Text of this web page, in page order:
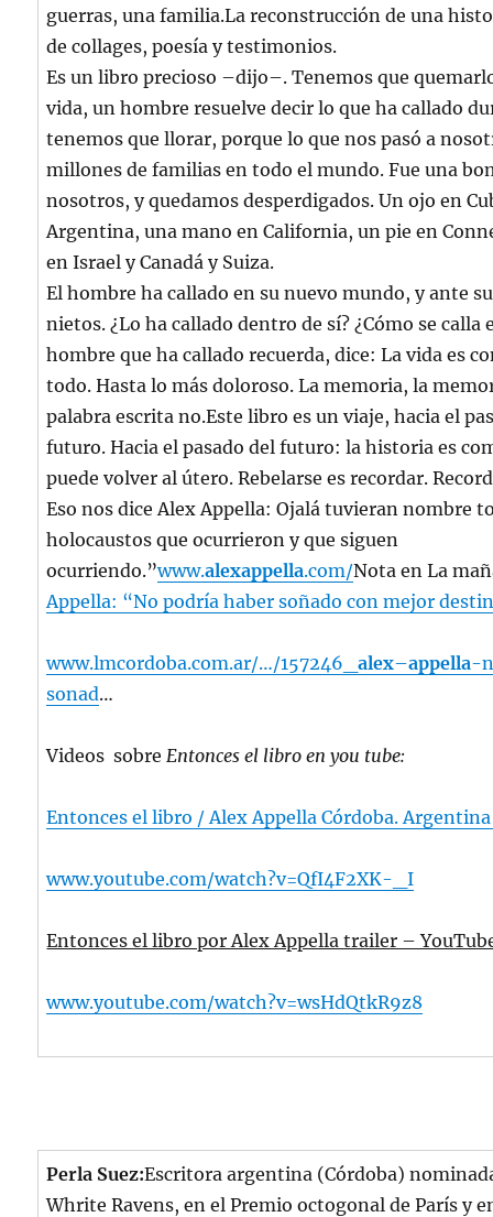
guerras, una familia.La reconstrucción de una
de collages, poesía y testimonios.
Es un libro precioso –dijo–. Tenemos que
vida, un hombre resuelve decir lo que ha callado
tenemos que llorar, porque lo que nos pasó a
millones de familias en todo el mundo. Fue una
nosotros, y quedamos desperdigados. Un ojo en
Argentina, una mano en California, un pie en
en Israel y Canadá y Suiza.
El hombre ha callado en su nuevo mundo, y ante
nietos. ¿Lo ha callado dentro de sí? ¿Cómo se calla
hombre que ha callado recuerda, dice: La vida es
todo. Hasta lo más doloroso. La memoria, la
palabra escrita no.Este libro es un viaje, hacia el
futuro. Hacia el pasado del futuro: la historia es
puede volver al útero. Rebelarse es recordar.
Eso nos dice Alex Appella: Ojalá tuvieran nombre
holocaustos que ocurrieron y que siguen
ocurriendo.”www.alexappella.com/Nota en La
Appella: “No podría haber soñado con mejor
www.lmcordoba.com.ar/…/157246_alex–appella-
sonad…
Videos sobreEntonces el libro en you tube:
Entonces el libro / Alex Appella Córdoba.
www.youtube.com/watch?v=QfI4F2XK-_I
Entonces el libro por Alex Appella trailer –
www.youtube.com/watch?v=wsHdQtkR9z8
Perla Suez:Escritora argentina (Córdoba)
Whrite Ravens, en el Premio octogonal de París y